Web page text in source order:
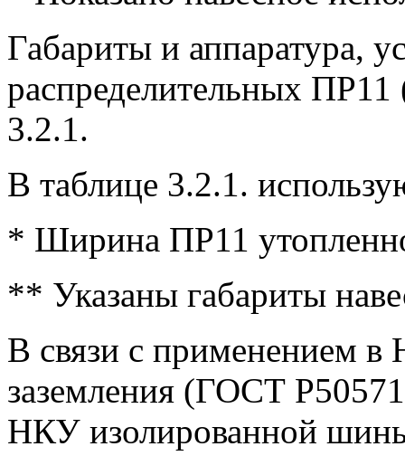
Габариты и аппаратура,
распределительных
3.2.1.
В таблице 3.2.1.
* Ширина ПР11
** Указаны габариты
В связи с применением
заземления (ГОСТ
НКУ изолированной